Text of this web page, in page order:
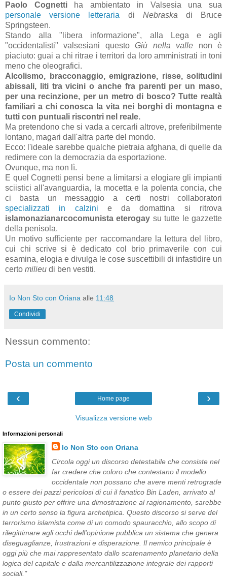
Paolo Cognettiha ambientato in Valsesia una sua
personale versione letteraria di Nebraskadi Bruce
Springsteen.
Stando alla "libera informazione", alla Lega e agli
"occidentalisti" valsesiani questoGiù nella valle non è
piaciuto: guai a chi ritrae i territori da loro amministrati in toni
meno che oleografici.
Alcolismo, bracconaggio, emigrazione, risse, solitudini
abissali, liti tra vicini o anche fra parenti per un maso,
per una recinzione, per un metro di bosco? Tutte realtà
familiari a chi conosca la vita nei borghi di montagna e
tutti con puntuali riscontri nel reale.
Ma pretendono che si vada a cercarli altrove, preferibilmente
lontano, magari dall'altra parte del mondo.
Ecco: l'ideale sarebbe qualche pietraia afghana, di quelle da
redimere con la democrazia da esportazione.
Ovunque, ma non lì.
E quel Cognetti pensi bene a limitarsi a elogiare gli impianti
sciistici all'avanguardia, la mocetta e la polenta concia, che
ci basta un messaggio a certi nostri collaboratori
specializzati in calzini e da domattina si ritrova
islamonazianarcocomunista eterogay su tutte le gazzette
della penisola.
Un motivo sufficiente per raccomandare la lettura del libro,
cui chi scrive si è dedicato col brio primaverile con cui
esamina, elogia e divulga le cose suscettibili di infastidire un
certo milieu di ben vestiti.
Io Non Sto con Oriana alle 11:48
Condividi
Nessun commento:
Posta un commento
‹ ›
Home page
Visualizza versione web
Informazioni personali
Io Non Sto con Oriana
Circola oggi un discorso detestabile che consiste nel
far credere che coloro che contestano il modello
occidentale non possano che avere menti retrograde
o essere dei pazzi pericolosi di cui il fanatico Bin Laden, arrivato al
punto giusto per offrire una dimostrazione al ragionamento, sarebbe
in un certo senso la figura archetipica. Questo discorso si serve del
terrorismo islamista come di un comodo spauracchio, allo scopo di
rilegittimare agli occhi dell'opinione pubblica un sistema che genera
diseguaglianze, frustrazioni e disperazione. Il nemico principale è
oggi più che mai rappresentato dallo scatenamento planetario della
logica del capitale e dalla mercantilizzazione integrale dei rapporti
sociali."